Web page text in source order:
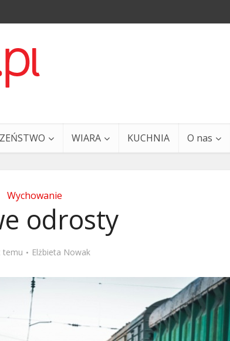
WIARA KUCHNIA O nas
Wychowanie
odrosty
temu Elżbieta Nowak
i Ty – 29 grudnia